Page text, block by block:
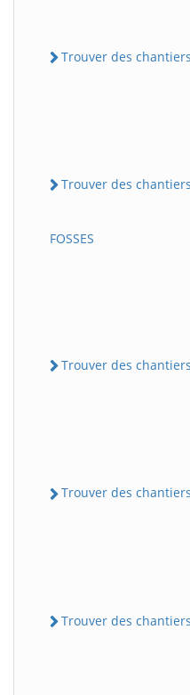
Trouver des chantiers
Trouver des chantiers
FOSSES
Trouver des chantiers
Trouver des chantiers
Trouver des chantiers